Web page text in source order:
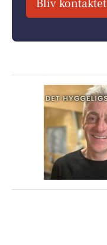
Bliv kontaktet